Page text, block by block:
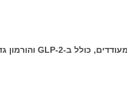
כולל ב-GLP-2והורמון